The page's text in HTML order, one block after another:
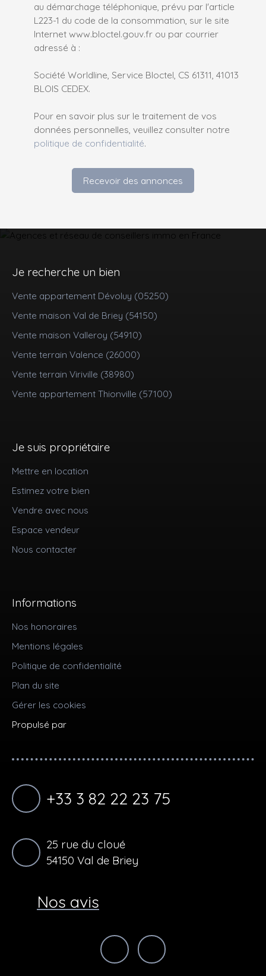
au démarchage téléphonique, prévu par l'article
L223-1 du code de la consommation, sur le site
Internet www.bloctel.gouv.fr ou par courrier
adressé à :
Société Worldline, Service Bloctel, CS 61311, 41013
BLOIS CEDEX.
Pour en savoir plus sur le traitement de vos
données personnelles, veuillez consulter notre
politique de confidentialité.
Recevoir des annonces
Je recherche un bien
Vente appartement Dévoluy (05250)
Vente maison Val de Briey (54150)
Vente maison Valleroy (54910)
Vente terrain Valence (26000)
Vente terrain Viriville (38980)
Vente appartement Thionville (57100)
Je suis propriétaire
Mettre en location
Estimez votre bien
Vendre avec nous
Espace vendeur
Nous contacter
Informations
Nos honoraires
Mentions légales
Politique de confidentialité
Plan du site
Gérer les cookies
Propulsé par
+33 3 82 22 23 75
25 rue du cloué
54150 Val de Briey
Nos avis